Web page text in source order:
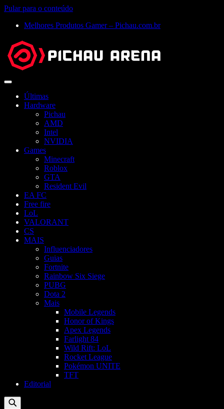
Pular para o conteúdo
Melhores Produtos Gamer – Pichau.com.br
Abrir
Últimas
Hardware
Pichau
AMD
Intel
NVIDIA
Games
Minecraft
Roblox
GTA
Resident Evil
EA FC
Free fire
LoL
VALORANT
CS
MAIS
Influenciadores
Guias
Fortnite
Rainbow Six Siege
PUBG
Dota 2
Mais
Mobile Legends
Honor of Kings
Apex Legends
Farlight 84
Wild Rift: LoL
Rocket League
Pokémon UNITE
TFT
Editorial
Buscar